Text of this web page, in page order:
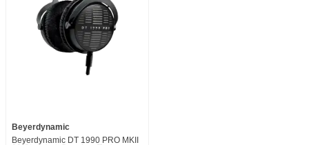
Beyerdynamic
Beyerdynamic DT 1990 PRO MKII